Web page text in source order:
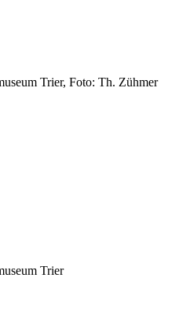
Trier, Foto: Th. Zühmer
Trier